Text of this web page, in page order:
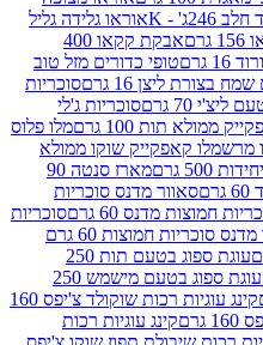
אוראו גלידה גליל
אבקת קקאו 400
טופי כדורים מזל טוב
גרם
סוכריות
סוכריות ג'לי
גרם
מלו פלוס
שוקו ממולא
מארז סנטה 90
מדנס סוכריות
60 גרם
סוכריות
סאוור מדנס סוכריות חמוצות 60 גרם
עוגת ספוג בטעם תות 250
עוגת ספוג בטעם מישמש 250
קינג עוגיות רכות שוקולד צ'יפס 160
קינג עוגיות רכות